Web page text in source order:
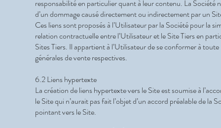
responsabilité en particulier quant à leur contenu. La Société
d’un dommage causé directement ou indirectement par un
Ces liens sont proposés à l’Utilisateur par la Société pour la
relation contractuelle entre l’Utilisateur et le Site Tiers en
Sites Tiers. Il appartient à l’Utilisateur de se conformer à
générales de vente respectives.
6.2 Liens hypertexte
La création de liens hypertexte vers le Site est soumise à
le Site qui n’aurait pas fait l’objet d’un accord préalable de
pointant vers le Site.